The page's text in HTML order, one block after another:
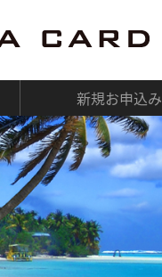
新規お申込み